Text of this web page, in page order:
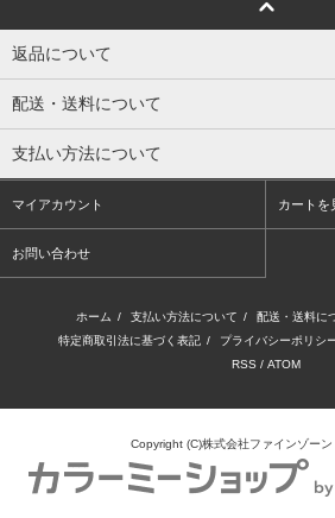
返品について
配送・送料について
支払い方法について
マイアカウント カートを
お問い合わせ
ホーム / 支払い方法について / 配送・送料に
特定商取引法に基づく表記 / プライバシーポリシ
RSS / ATOM
Copyright (C)株式会社ファインゾーン